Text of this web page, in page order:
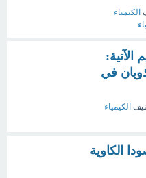
الكيمياء
الآتية:
في
الكيمياء
الكاوية